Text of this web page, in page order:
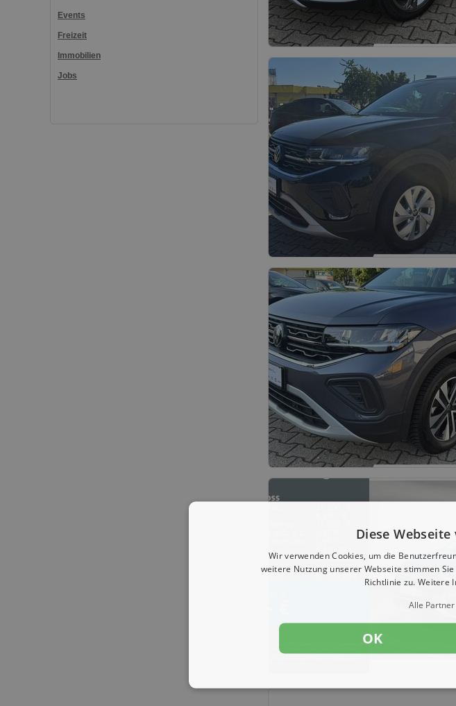
Events
Freizeit
Immobilien
Jobs
Diese
Wir verwenden Cookies, um die
weitere Nutzung unserer Webseite stimmen
Richtlinie zu. Weitere
Alle
OK